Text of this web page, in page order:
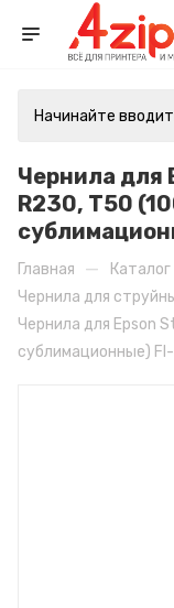
Чернила для
R230, T50
Главная — Каталог
Чернила для
Чернила для Epson
сублимационные) FI-